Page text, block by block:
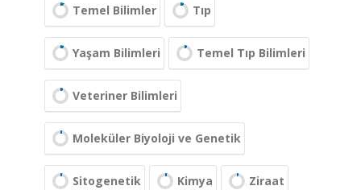
Temel Bilimler Tıp
Yaşam Bilimleri Temel Tıp Bilimleri
Veteriner Bilimleri
Moleküler Biyoloji ve Genetik
Sitogenetik Kimya Ziraat